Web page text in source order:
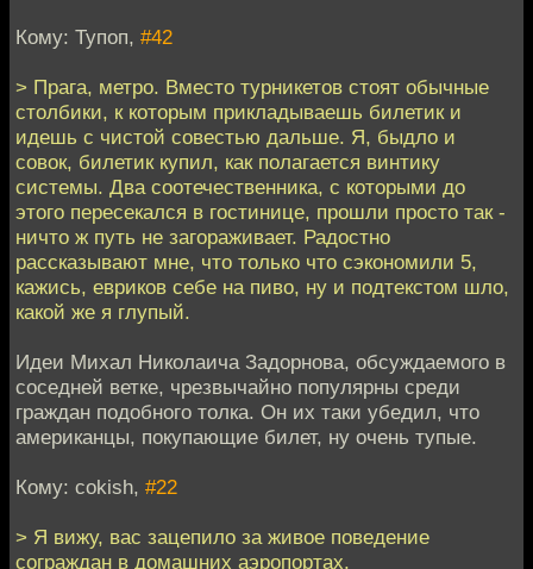
Кому: Тупоп, #42
> Прага, метро. Вместо турникетов стоят обычные
столбики, к которым прикладываешь билетик и
идешь с чистой совестью дальше. Я, быдло и
совок, билетик купил, как полагается винтику
системы. Два соотечественника, с которыми до
этого пересекался в гостинице, прошли просто так -
ничто ж путь не загораживает. Радостно
рассказывают мне, что только что сэкономили 5,
кажись, евриков себе на пиво, ну и подтекстом шло,
какой же я глупый.
Идеи Михал Николаича Задорнова, обсуждаемого в
соседней ветке, чрезвычайно популярны среди
граждан подобного толка. Он их таки убедил, что
американцы, покупающие билет, ну очень тупые.
Кому: cokish, #22
> Я вижу, вас зацепило за живое поведение
сограждан в домашних аэропортах.